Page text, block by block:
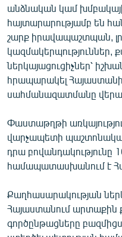
ՁԳՏԵԼՈՎ ԼԱՎԱԳՈՒՅՆԻՆ
ՓՈԴՔԱՍԹ
Հայերեն
English
ՀԵՏԵՎԵՔ ՄԵԶ
«Ազատության» բոլոր
անձնական կամ
հայտարարությամբ են
շարք իրավապաշտպան,
կազմակերպություններ,
ներկայացուցիչներ՝
հրապարակել
սահմանազատմանը
Փաստաթղթի
վարչապետի
դրա բովանդակությունը
համապատասխանում է
Քաղհասարակության
Հայաստանում արտաքին
գործընթացները